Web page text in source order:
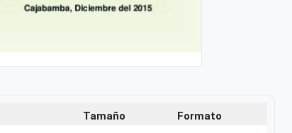
Tamaño
Formato